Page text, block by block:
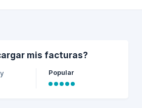
mis facturas?
Popular